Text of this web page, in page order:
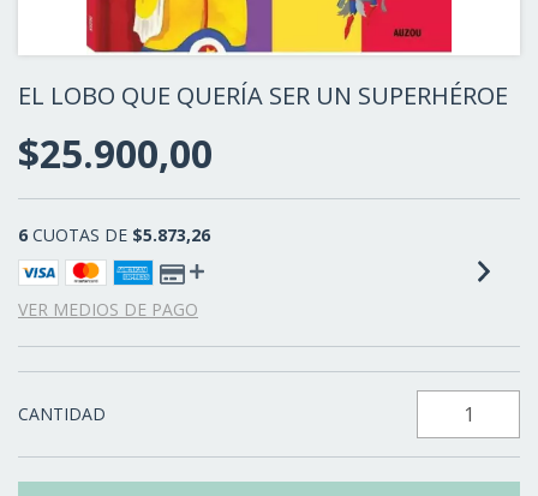
EL LOBO QUE QUERÍA SER UN SUPERHÉROE
$25.900,00
6 CUOTAS DE $5.873,26
VER MEDIOS DE PAGO
CANTIDAD